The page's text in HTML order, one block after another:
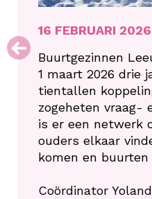
16 FEBRUARI 2026
Buurtgezinnen
1 maart 2026 drie
tientallen
zogeheten vraag-
is er een netwerk
ouders elkaar
komen en
Coördinator